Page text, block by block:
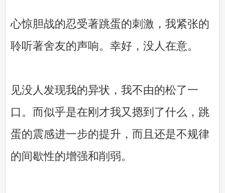
心惊胆战的忍受著跳蛋的刺激，我紧张的
聆听著舍友的声响。幸好，没人在意。
见没人发现我的异状，我不由的松了一
口。而似乎是在刚才我又摁到了什么，跳
蛋的震感进一步的提升，而且还是不规律
的间歇性的增强和削弱。